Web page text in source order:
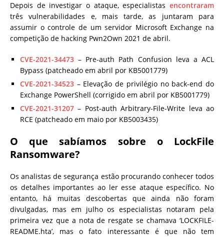
Depois de investigar o ataque, especialistas encontraram
três vulnerabilidades e, mais tarde, as juntaram para
assumir o controle de um servidor Microsoft Exchange na
competição de hacking Pwn2Own 2021 de abril.
CVE-2021-34473 – Pre-auth Path Confusion leva a ACL
Bypass (patcheado em abril por KB5001779)
CVE-2021-34523 – Elevação de privilégio no back-end do
Exchange PowerShell (corrigido em abril por KB5001779)
CVE-2021-31207 – Post-auth Arbitrary-File-Write leva ao
RCE (patcheado em maio por KB5003435)
O que sabíamos sobre o LockFile
Ransomware?
Os analistas de segurança estão procurando conhecer todos
os detalhes importantes ao ler esse ataque específico. No
entanto, há muitas descobertas que ainda não foram
divulgadas, mas em julho os especialistas notaram pela
primeira vez que a nota de resgate se chamava ‘LOCKFILE-
README.hta’, mas o fato interessante é que não tem